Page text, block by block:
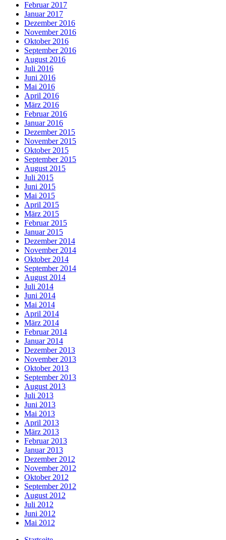
Februar 2017
Januar 2017
Dezember 2016
November 2016
Oktober 2016
September 2016
August 2016
Juli 2016
Juni 2016
Mai 2016
April 2016
März 2016
Februar 2016
Januar 2016
Dezember 2015
November 2015
Oktober 2015
September 2015
August 2015
Juli 2015
Juni 2015
Mai 2015
April 2015
März 2015
Februar 2015
Januar 2015
Dezember 2014
November 2014
Oktober 2014
September 2014
August 2014
Juli 2014
Juni 2014
Mai 2014
April 2014
März 2014
Februar 2014
Januar 2014
Dezember 2013
November 2013
Oktober 2013
September 2013
August 2013
Juli 2013
Juni 2013
Mai 2013
April 2013
März 2013
Februar 2013
Januar 2013
Dezember 2012
November 2012
Oktober 2012
September 2012
August 2012
Juli 2012
Juni 2012
Mai 2012